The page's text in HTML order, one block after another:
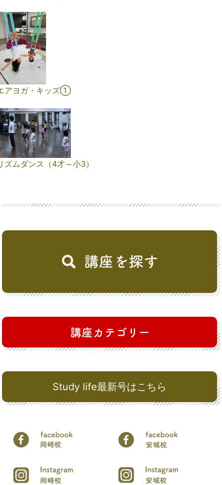
Study life最新号はこちら
アヨガ・キッズ①
ズムダンス（4才～小3）